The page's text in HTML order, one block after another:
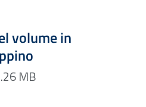
volume in 1.26 MB
MB